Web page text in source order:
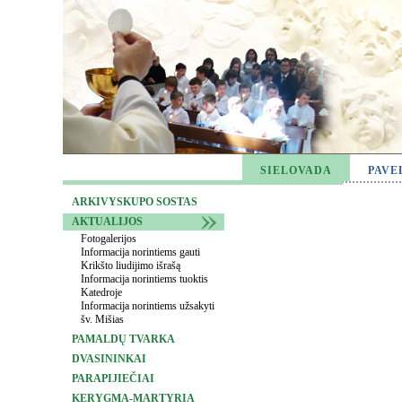
SIELOVADA
ARKIVYSKUPO SOSTAS
AKTUALIJOS
Fotogalerijos
Informacija norintiems gauti
Krikšto liudijimo išrašą
Informacija norintiems tuoktis
Katedroje
Informacija norintiems užsakyti
šv. Mišias
PAMALDŲ TVARKA
DVASININKAI
PARAPIJIEČIAI
KERYGMA-MARTYRIA